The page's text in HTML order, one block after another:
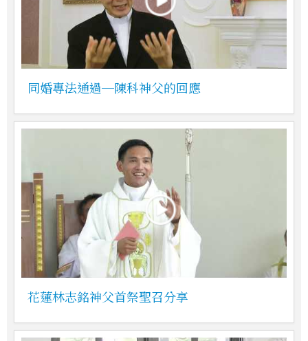
同婚專法通過─陳科神父的回應
花蓮林志銘神父首祭聖召分享